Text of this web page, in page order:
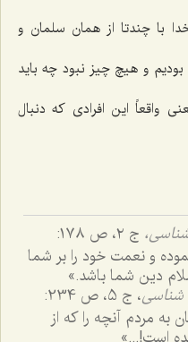
با چندتا از همان سلمان و
بودیم و هیچ چیز نبود چه باید
واقعاً این افرادی که‌ دنبال
ج ٢، ص ١٧٨:
و نعمت خود را بر شما
دین شما باشد.»
شناسی، ج 5، ص 234:
به مردم آنچه را که از